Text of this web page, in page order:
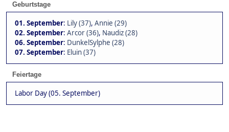
Geburtstage
01. September: Lily (37), Annie (29)
02. September: Arcor (36), Naudiz (28)
06. September: DunkelSylphe (28)
07. September: Eluin (37)
Feiertage
Labor Day (05. September)